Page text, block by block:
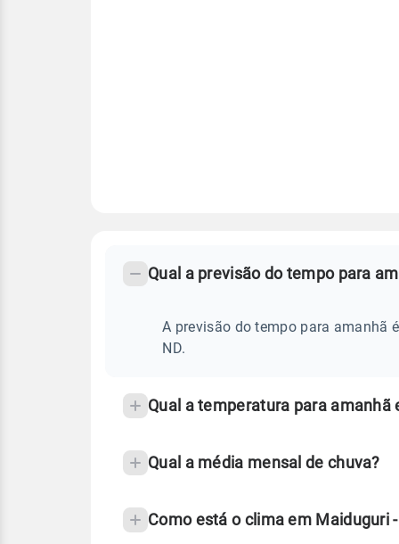
frequentes
temperatura
Qual a previsão do tempo para
A previsão do tempo para amanhã
ND.
Qual a temperatura para amanhã
Qual a média mensal de chuva?
Como está o clima em Maiduguri